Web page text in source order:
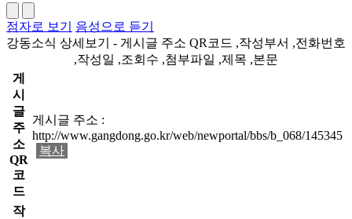
점자로 보기
음성으로 듣기
강동소식 상세보기 - 게시글 주소 QR코드 ,작성부서 ,전화번호
,작성일 ,조회수 ,첨부파일 ,제목 ,본문
게
시
글
주
소
QR
코
드
게시글 주소 :
http://www.gangdong.go.kr/web/newportal/bbs/b_068/145345
복사
작